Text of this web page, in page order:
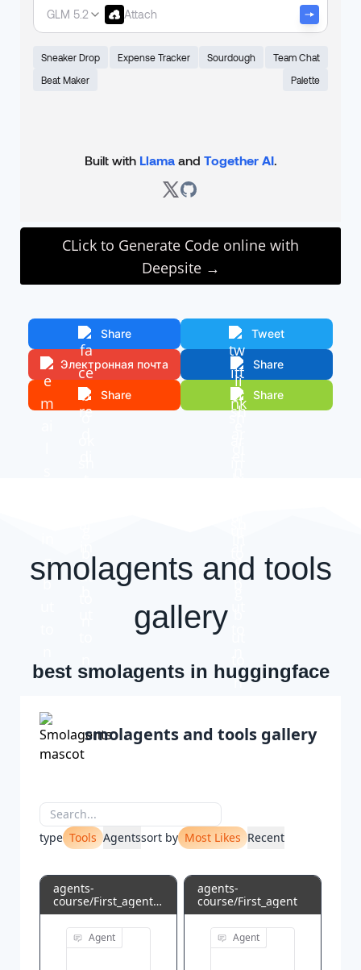
CLick to Generate Code online with
Deepsite →
Share Tweet
Электронная почта Share
Share Share
smolagents and tools
gallery
best smolagents in huggingface